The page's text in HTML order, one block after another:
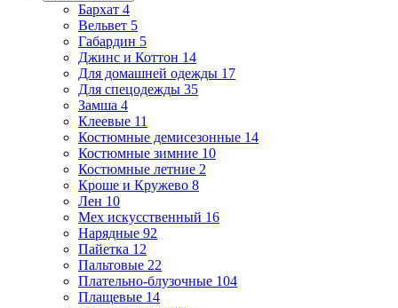
Бархат 4
Вельвет 5
Габардин 5
Джинс и Коттон 14
Для домашней одежды 17
Для спецодежды 35
Замша 4
Клеевые 11
Костюмные демисезонные 14
Костюмные зимние 10
Костюмные летние 2
Кроше и Кружево 8
Лен 10
Мех искусственный 16
Нарядные 92
Пайетка 12
Пальтовые 22
Плательно-блузочные 104
Плащевые 14